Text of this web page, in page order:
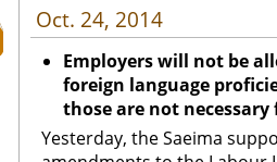
Oct. 24, 2014
Employers will not be
foreign language
those are not
Yesterday, the Saeima